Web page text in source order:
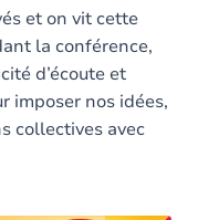
et on vit cette
la conférence,
d’écoute et
imposer nos idées,
collectives avec